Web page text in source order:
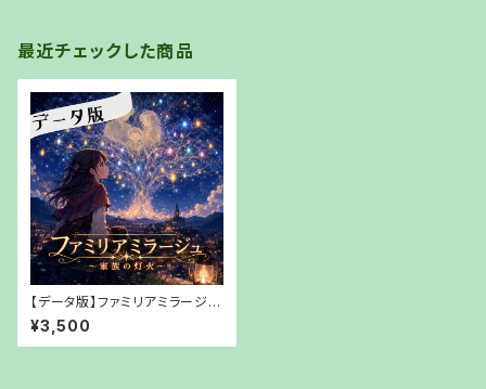
最近チェックした商品
【データ版】ファミリアミラージュ
～家族の灯火～ 【URLでお渡
し】
¥3,500